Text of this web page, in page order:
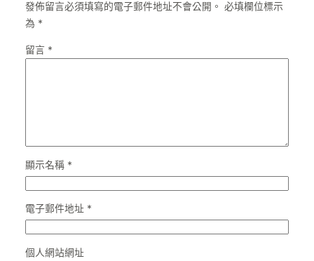
發佈留言必須填寫的電子郵件地址不會公開。 必填欄位標示
為 *
留言 *
顯示名稱 *
電子郵件地址 *
個人網站網址